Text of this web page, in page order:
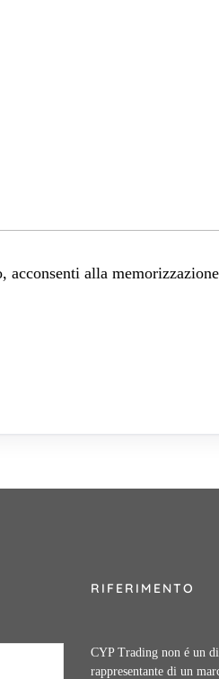
acconsenti alla
RIFERIMENTO
CYP Trading non é un
rappresentante di un